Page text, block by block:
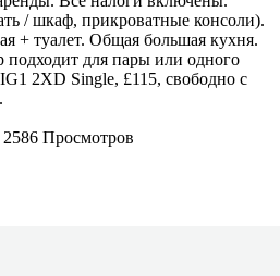
/ шкаф, прикроватные консоли).
+ туалет. Общая большая кухня.
для пары или одного
2XD Single, £115, свободно с
2586 Просмотров